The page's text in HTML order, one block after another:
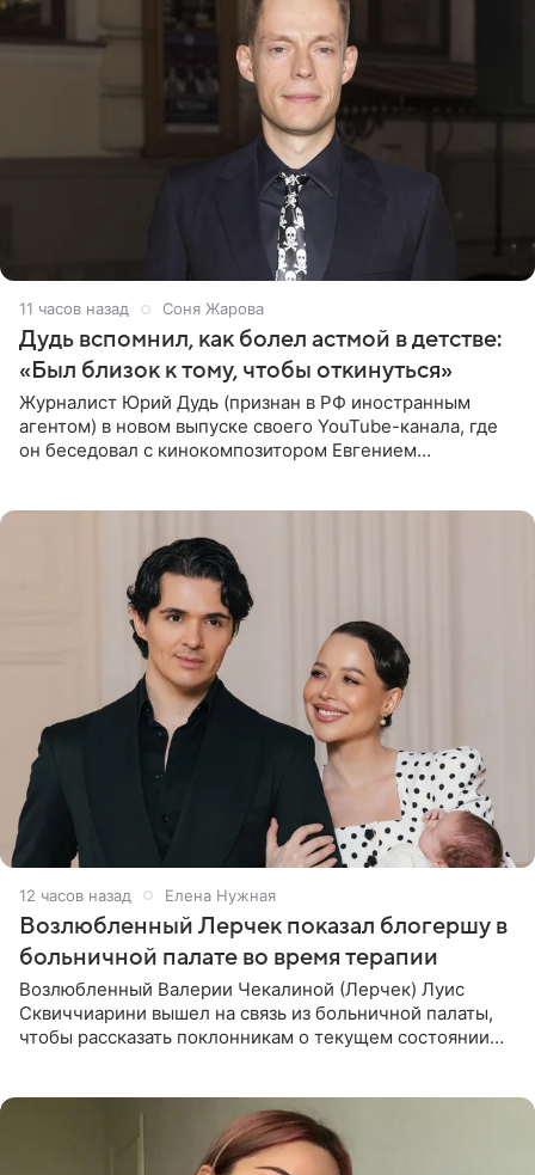
11 часов назад Соня Жарова
Дудь вспомнил, как болел астмой в детстве:
«Был близок к тому, чтобы откинуться»
Журналист Юрий Дудь (признан в РФ иностранным
агентом) в новом выпуске своего YouTube-канала, где
он беседовал с кинокомпозитором Евгением
12 часов назад Елена Нужная
Возлюбленный Лерчек показал блогершу в
больничной палате во время терапии
Возлюбленный Валерии Чекалиной (Лерчек) Луис
Сквиччиарини вышел на связь из больничной палаты,
чтобы рассказать поклонникам о текущем состоянии